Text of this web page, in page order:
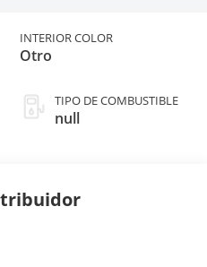
INTERIOR COLOR
Otro
TIPO DE COMBUSTIBLE
null